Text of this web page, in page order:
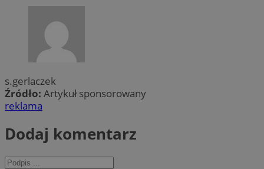
s.gerlaczek
Źródło: Artykuł sponsorowany
reklama
Dodaj komentarz